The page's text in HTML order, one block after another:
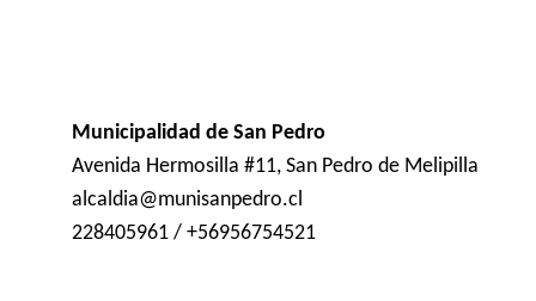
Municipalidad de San Pedro
Avenida Hermosilla #11, San Pedro de Melipilla
alcaldia@munisanpedro.cl
228405961 / +56956754521